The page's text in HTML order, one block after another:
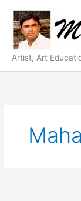
content
Artist, Art